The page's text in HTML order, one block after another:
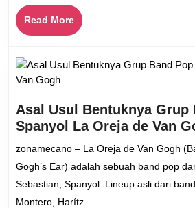
Read MoreRead
More
Asal Usul Bentuknya Grup
Spanyol La Oreja de Van
zonamecano – La Oreja de Van Gogh
Gogh’s Ear) adalah sebuah band pop
Sebastian, Spanyol. Lineup asli dari
Montero, Harítz